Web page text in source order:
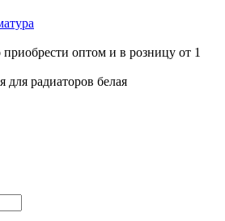
оптом и в розницу от 1